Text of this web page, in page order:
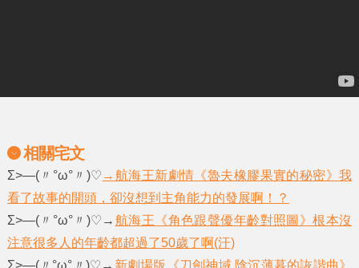
相關宅文
Σ>―(〃°ω°〃)♡ →航海王新劇情《魯夫橡膠果實的秘密》我
看了故事的開頭，卻沒想到主角能力的發展啊！？
Σ>―(〃°ω°〃)♡→ 航海王《角色跟聲優年齡對照圖》根本沒
注意很多人的年齡都超過了50歲了啊(汗)
Σ>―(〃°ω°〃)♡→ 新劇場版《刀劍神域 陰沉薄暮的詼諧曲》